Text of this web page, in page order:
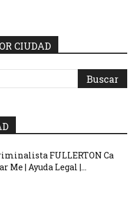
CIUDAD
FULLERTON Ca
Me | Ayuda Legal |...